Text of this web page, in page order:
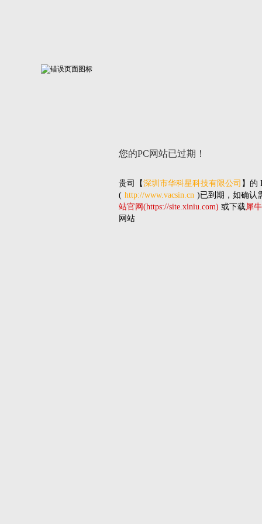
您的PC网站已过期！
贵司 【深圳市华科星科技有限公司 】的
( http://www.vacsin.cn )已到期，如确认
站官网(https://site.xiniu.com) 或下载犀
网站